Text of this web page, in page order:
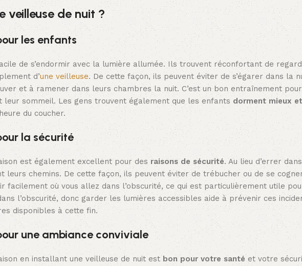
veilleuse de nuit ?
les enfants
de s’endormir avec la lumière allumée. Ils trouvent réconfortant de
d’une veilleuse. De cette façon, ils peuvent éviter de s’égarer dans la
et à ramener dans leurs chambres la nuit. C’est un bon entraînement
sommeil. Les gens trouvent également que les enfants dorment mieux
du coucher.
la sécurité
est également excellent pour des raisons de sécurité. Au lieu d’errer
leurs chemins. De cette façon, ils peuvent éviter de trébucher ou de se
facilement où vous allez dans l’obscurité, ce qui est particulièrement utile
l’obscurité, donc garder les lumières accessibles aide à prévenir ces
disponibles à cette fin.
une ambiance conviviale
en installant une veilleuse de nuit estbon pour votre santéet votre